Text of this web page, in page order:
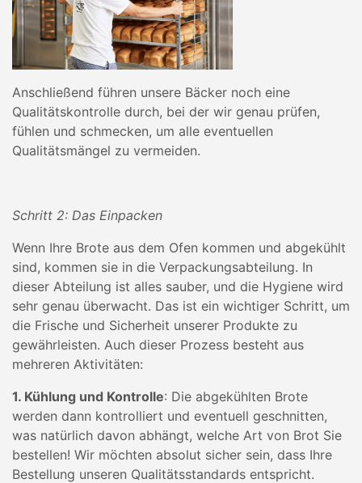
Anschließend führen unsere Bäcker noch eine
Qualitätskontrolle durch, bei der wir genau prüfen,
fühlen und schmecken, um alle eventuellen
Qualitätsmängel zu vermeiden.
Schritt 2: Das Einpacken
Wenn Ihre Brote aus dem Ofen kommen und abgekühlt
sind, kommen sie in die Verpackungsabteilung. In
dieser Abteilung ist alles sauber, und die Hygiene wird
sehr genau überwacht. Das ist ein wichtiger Schritt, um
die Frische und Sicherheit unserer Produkte zu
gewährleisten. Auch dieser Prozess besteht aus
mehreren Aktivitäten:
1. Kühlung und Kontrolle: Die abgekühlten Brote
werden dann kontrolliert und eventuell geschnitten,
was natürlich davon abhängt, welche Art von Brot Sie
bestellen! Wir möchten absolut sicher sein, dass Ihre
Bestellung unseren Qualitätsstandards entspricht.